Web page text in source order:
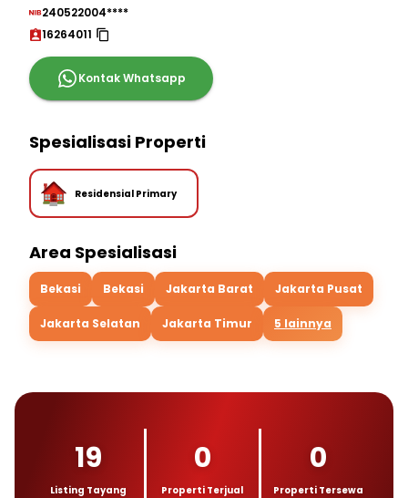
240522004****
16264011
Kontak Whatsapp
Spesialisasi Properti
Residensial Primary
Area Spesialisasi
Bekasi Bekasi Jakarta Barat Jakarta Pusat
Jakarta Selatan Jakarta Timur 5 lainnya
19
Listing Tayang
0
Properti Terjual
0
Properti Tersewa